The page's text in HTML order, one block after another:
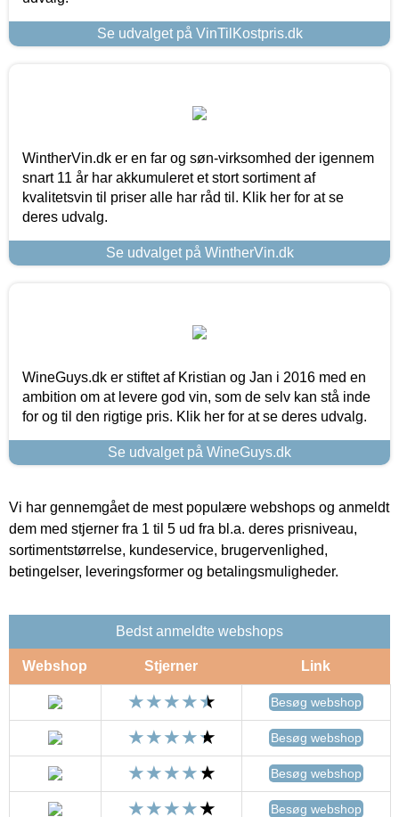
Se udvalget på VinTilKostpris.dk
WintherVin.dk er en far og søn-virksomhed der igennem
snart 11 år har akkumuleret et stort sortiment af
kvalitetsvin til priser alle har råd til. Klik her for at se
deres udvalg.
Se udvalget på WintherVin.dk
WineGuys.dk er stiftet af Kristian og Jan i 2016 med en
ambition om at levere god vin, som de selv kan stå inde
for og til den rigtige pris. Klik her for at se deres udvalg.
Se udvalget på WineGuys.dk
Vi har gennemgået de mest populære webshops og anmeldt
dem med stjerner fra 1 til 5 ud fra bl.a. deres prisniveau,
sortimentstørrelse, kundeservice, brugervenlighed,
betingelser, leveringsformer og betalingsmuligheder.
Bedst anmeldte webshops
Webshop Stjerner Link
Besøg webshop
Besøg webshop
Besøg webshop
Besøg webshop